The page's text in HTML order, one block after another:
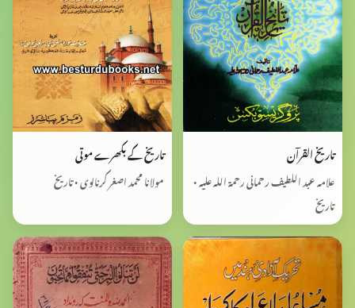
تاریخ القرآن
علامہ عبد اللطیف رحمانی رحمۃ اللہ علیہ •
تاریخ
تاریخ کے بکھرے موتی
مولانا محمد اصغر کرنالوی • تاریخ